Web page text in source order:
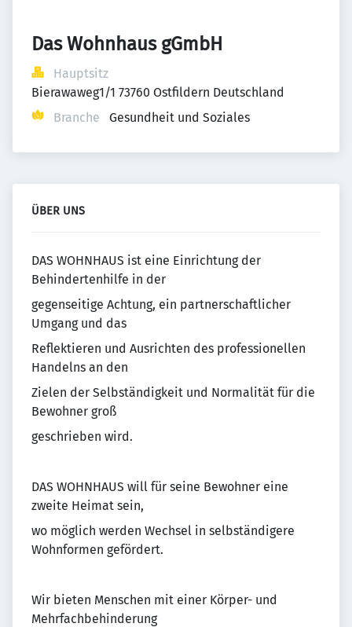
Das Wohnhaus gGmbH
Hauptsitz
Bierawaweg1/1 73760 Ostfildern Deutschland
Branche
Gesundheit und Soziales
ÜBER UNS
DAS WOHNHAUS ist eine Einrichtung der
Behindertenhilfe in der
gegenseitige Achtung, ein partnerschaftlicher
Umgang und das
Reflektieren und Ausrichten des professionellen
Handelns an den
Zielen der Selbständigkeit und Normalität für die
Bewohner groß
geschrieben wird.
DAS WOHNHAUS will für seine Bewohner eine
zweite Heimat sein,
wo möglich werden Wechsel in selbständigere
Wohnformen gefördert.
Wir bieten Menschen mit einer Körper- und
Mehrfachbehinderung